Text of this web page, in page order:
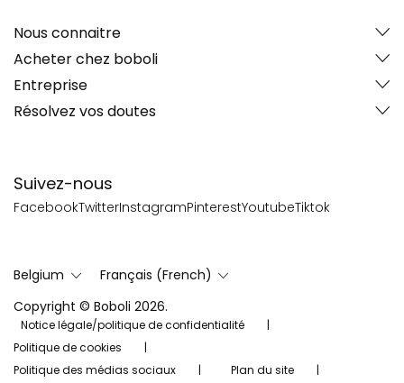
Suivez-nous
FacebookTwitterInstagramPinterestYoutubeTiktok
Nous connaitre
Acheter chez boboli
Entreprise
Résolvez vos doutes
Belgium
Français (French)
Copyright © Boboli 2026.
Notice légale/politique de confidentialité
Politique de cookies
Politique des médias sociaux
Plan du site